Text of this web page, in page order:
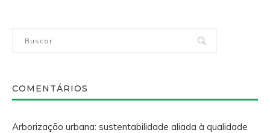
COMENTÁRIOS
Arborização urbana: sustentabilidade aliada à qualidade